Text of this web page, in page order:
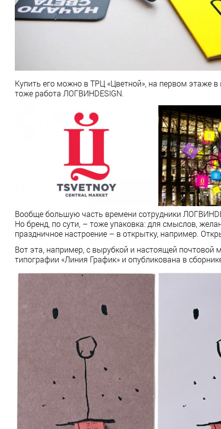
Купить его можно в ТРЦ «Цветной», на первом этаже в
тоже работа ЛОГВИНDESIGN.
Вообще большую часть времени сотрудники
Но бренд, по сути, – тоже упаковка: для смыслов,
праздничное настроение – в открытку, например.
Вот эта, например, с вырубкой и настоящей почтовой
типографии «Линия График» и опубликована в